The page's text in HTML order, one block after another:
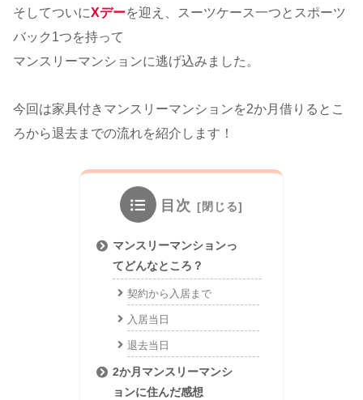
そしてついにXデーを迎え、スーツケース一つとスポーツ
バック1つを持って
マンスリーマンションに逃げ込みました。
今回は家具付きマンスリーマンションを2か月借りるとこ
ろから退去までの流れを紹介します！
目次
マンスリーマンションっ
てどんなところ？
契約から入居まで
入居当日
退去当日
2か月マンスリーマンシ
ョンに住んだ感想